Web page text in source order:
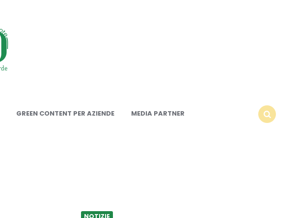
GREEN CONTENT PER AZIENDE
MEDIA PARTNER
NOTIZIE